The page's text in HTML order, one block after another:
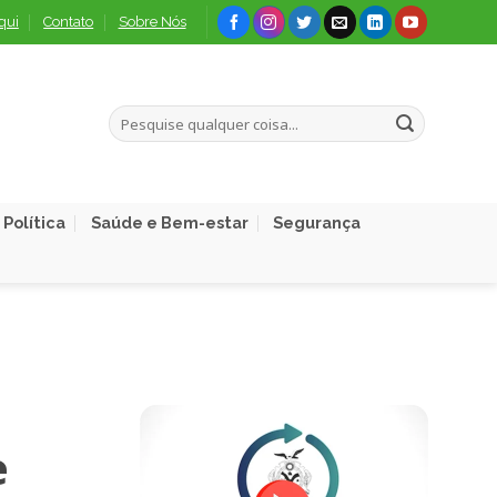
Contato Sobre Nós
Política Saúde e Bem-estar Segurança